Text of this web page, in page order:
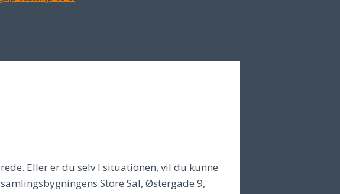
Eller er du selv I situationen, vil du kunne
Store Sal, Østergade 9,